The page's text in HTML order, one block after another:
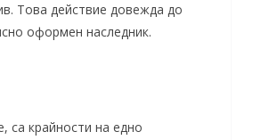
Това действие довежда до
оформен наследник.
са крайности на едно